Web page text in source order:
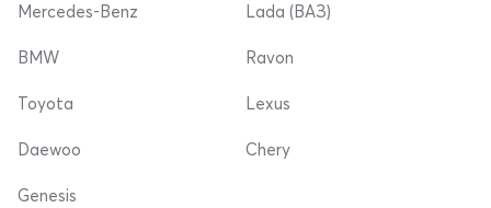
Mercedes-Benz Lada (ВАЗ)
BMW
Toyota
Daewoo
Ravon
Lexus
Chery
Genesis